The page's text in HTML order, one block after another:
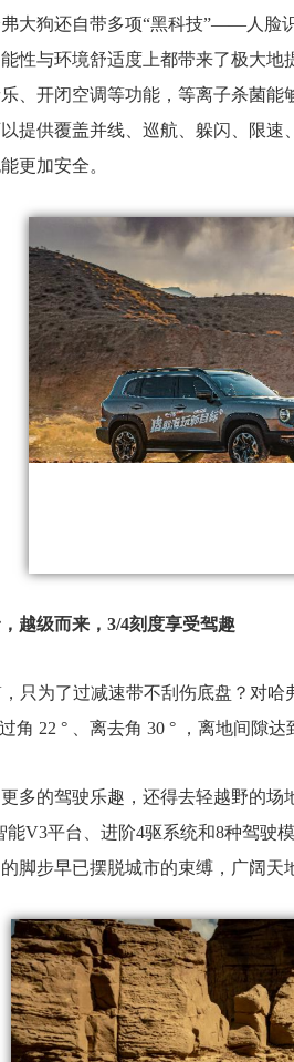
大狗还自带多项“黑科技”——人脸
性与环境舒适度上都带来了极大
、开闭空调等功能，等离子杀菌
提供覆盖并线、巡航、躲闪、限
更加安全。
越级而来，3/4刻度享受驾趣
只为了过减速带不刮伤底盘？对
角 22 ° 、离去角 30 ° ，离地间隙
多的驾驶乐趣，还得去轻越野的场
能V3平台、进阶4驱系统和8种驾
脚步早已摆脱城市的束缚，广阔天